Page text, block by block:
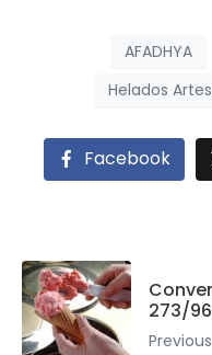
AFADHYA
Helados
Facebook
273/96
Previous